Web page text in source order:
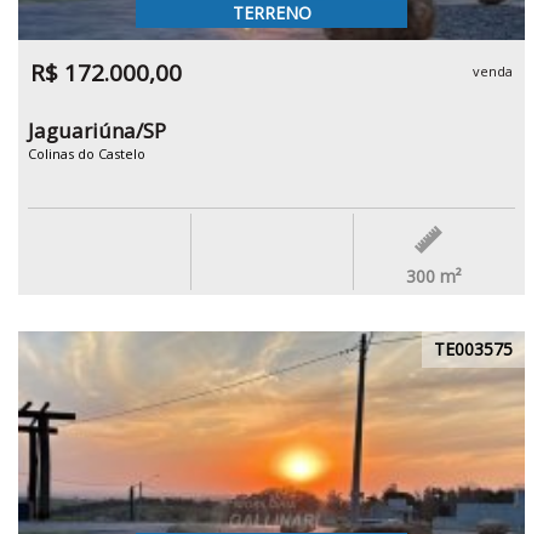
TERRENO
R$ 172.000,00 venda
Jaguariúna/SP
Colinas do Castelo
300 m²
TE003575